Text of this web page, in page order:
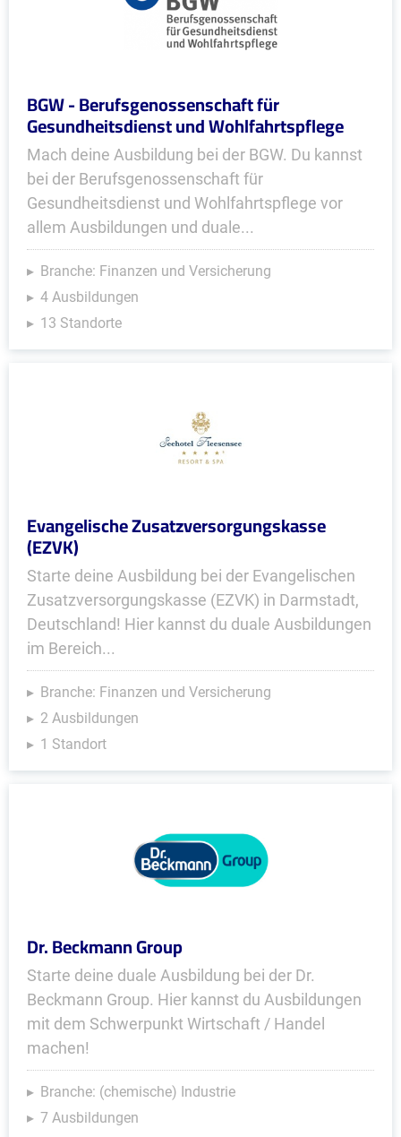
BGW - Berufsgenossenschaft für
Gesundheitsdienst und Wohlfahrtspflege
Mach deine Ausbildung bei der BGW. Du kannst
bei der Berufsgenossenschaft für
Gesundheitsdienst und Wohlfahrtspflege vor
allem Ausbildungen und duale...
Branche: Finanzen und Versicherung
4 Ausbildungen
13 Standorte
Evangelische Zusatzversorgungskasse
(EZVK)
Starte deine Ausbildung bei der Evangelischen
Zusatzversorgungskasse (EZVK) in Darmstadt,
Deutschland! Hier kannst du duale Ausbildungen
im Bereich...
Branche: Finanzen und Versicherung
2 Ausbildungen
1 Standort
Dr. Beckmann Group
Starte deine duale Ausbildung bei der Dr.
Beckmann Group. Hier kannst du Ausbildungen
mit dem Schwerpunkt Wirtschaft / Handel
machen!
Branche: (chemische) Industrie
7 Ausbildungen